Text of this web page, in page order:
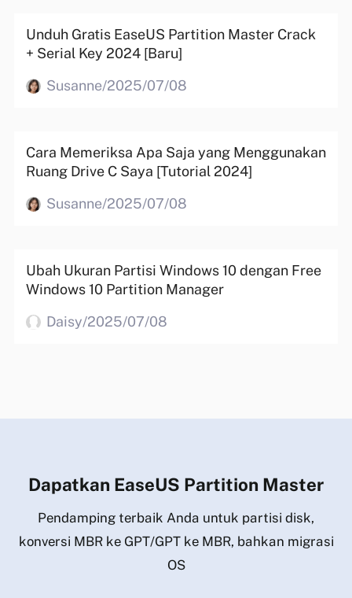
Unduh Gratis EaseUS Partition Master Crack
+ Serial Key 2024 [Baru]
Susanne/2025/07/08
Cara Memeriksa Apa Saja yang Menggunakan
Ruang Drive C Saya [Tutorial 2024]
Susanne/2025/07/08
Ubah Ukuran Partisi Windows 10 dengan Free
Windows 10 Partition Manager
Daisy/2025/07/08
Dapatkan EaseUS Partition Master
Pendamping terbaik Anda untuk partisi disk,
konversi MBR ke GPT/GPT ke MBR, bahkan migrasi
OS